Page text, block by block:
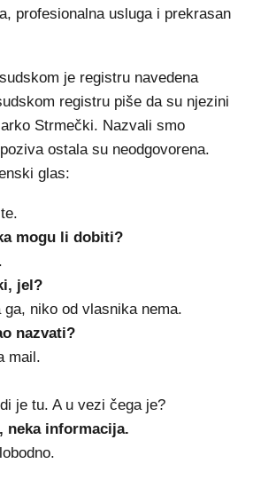
profesionalna usluga i prekrasan
je registru navedena
registru piše da su njezini
Strmečki. Nazvali smo
ostala su neodgovorena.
glas:
mogu li dobiti?
jel?
ga, niko od vlasnika nema.
nazvati?
mail.
je tu. A u vezi čega je?
neka informacija.